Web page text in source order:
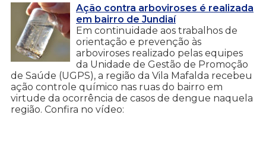
Ação contra arboviroses é realizada
em bairro de Jundiaí
Em continuidade aos trabalhos de
orientação e prevenção às
arboviroses realizado pelas equipes
da Unidade de Gestão de Promoção
de Saúde (UGPS), a região da Vila Mafalda recebeu
ação controle químico nas ruas do bairro em
virtude da ocorrência de casos de dengue naquela
região. Confira no vídeo: